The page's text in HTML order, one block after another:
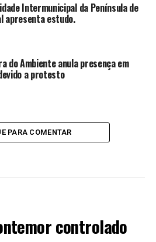
Intermunicipal da Península de
apresenta estudo.
do Ambiente anula presença em
a protesto
PARA COMENTAR
controlado